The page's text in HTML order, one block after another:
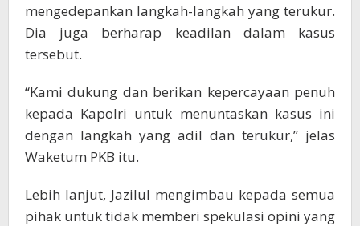
mengedepankan langkah-langkah yang terukur.
Dia juga berharap keadilan dalam kasus
tersebut.
“Kami dukung dan berikan kepercayaan penuh
kepada Kapolri untuk menuntaskan kasus ini
dengan langkah yang adil dan terukur,” jelas
Waketum PKB itu.
Lebih lanjut, Jazilul mengimbau kepada semua
pihak untuk tidak memberi spekulasi opini yang